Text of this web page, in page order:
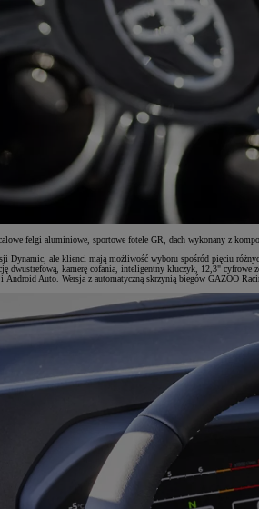
felgi aluminiowe, sportowe fotele GR, dach wykonany z
Dynamic, ale klienci mają możliwość wyboru spośród pięciu
dwustrefową, kamerę cofania, inteligentny kluczyk, 12,3"
i Android Auto. Wersja z automatyczną skrzynią biegów GAZOO